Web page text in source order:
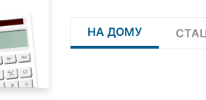
НА ДОМУ